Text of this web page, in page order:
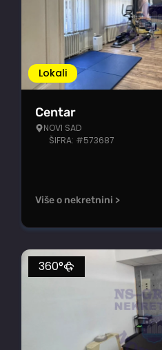
Lokali
Centar
NOVI SAD
ŠIFRA: #573687
Više o nekretnini >
360°